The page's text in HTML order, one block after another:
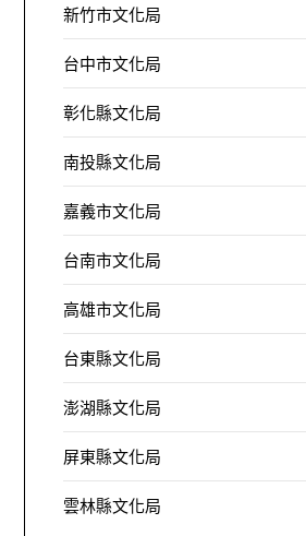
新竹市文化局
台中市文化局
彰化縣文化局
南投縣文化局
嘉義市文化局
台南市文化局
高雄市文化局
台東縣文化局
澎湖縣文化局
屏東縣文化局
雲林縣文化局